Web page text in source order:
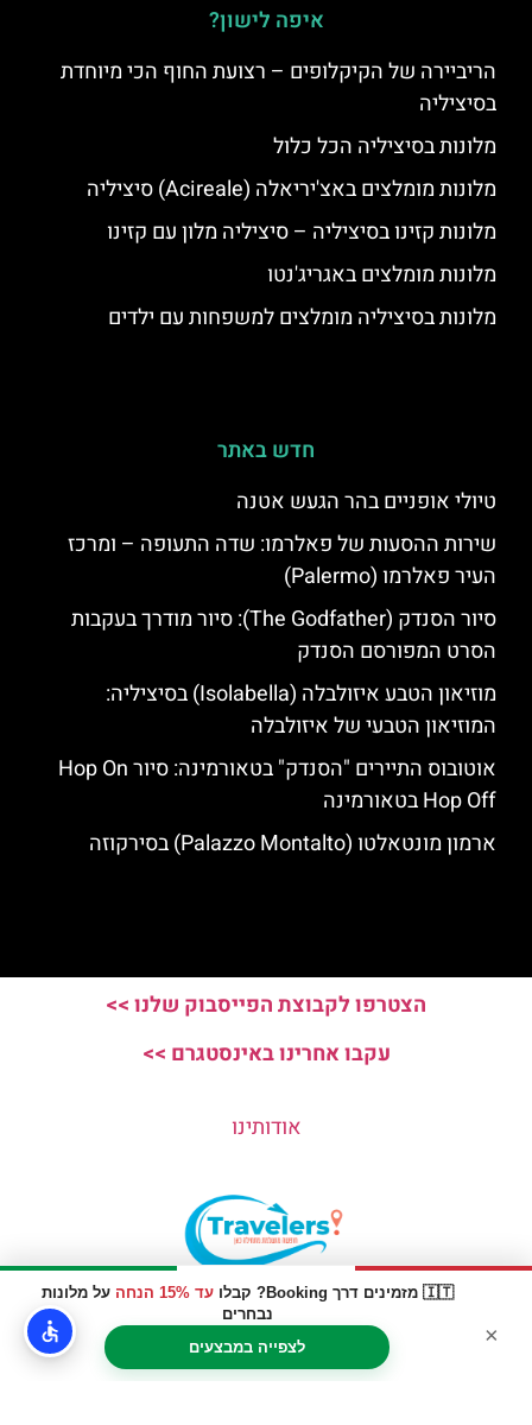
🇮🇹 מזמינים דרך Booking? קבלו עד 15% הנחה
על מלונות
נבחרים
לצפייה במבצעים
×
איפה לישון?
הריביירה של הקיקלופים – רצועת החוף הכי מיוחדת
בסיציליה
מלונות בסיציליה הכל כלול
מלונות מומלצים באצ'יריאלה (Acireale) סיציליה
מלונות קזינו בסיציליה – סיציליה מלון עם קזינו
מלונות מומלצים באגריג'נטו
מלונות בסיציליה מומלצים למשפחות עם ילדים
חדש באתר
טיולי אופניים בהר הגעש אטנה
שירות ההסעות של פאלרמו: שדה התעופה – ומרכז
העיר פאלרמו (Palermo)
סיור הסנדק (The Godfather): סיור מודרך בעקבות
הסרט המפורסם הסנדק
מוזיאון הטבע איזולבלה (Isolabella) בסיציליה:
המוזיאון הטבעי של איזולבלה
אוטובוס התיירים "הסנדק" בטאורמינה: סיור Hop On
Hop Off בטאורמינה
ארמון מונטאלטו (Palazzo Montalto) בסירקוזה
הצטרפו לקבוצת הפייסבוק שלנו >>
עקבו אחרינו באינסטגרם >>
אודותינו
האתר הינו אתר המלצות מטיילים © כל הזכויות שמורות לסוכנות
TRAVELERS.CO.IL